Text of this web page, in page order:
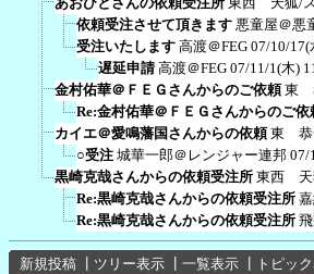
依頼受注させて頂きます 悪童屋＠悪
受注いたします 高渡＠FEG 07/10/17(
遅延申請 高渡＠FEG 07/11/1(木)
金村佑華＠ＦＥＧさんからのご依頼 東
Re:金村佑華＠ＦＥＧさんからのご依
カイエ＠愛鳴藩国さんからの依頼 東 恭
○受注 城華一郎＠レンジャー連邦 07/
黒崎克哉さんからの依頼受注所 東西 天
Re:黒崎克哉さんからの依頼受注所
Re:黒崎克哉さんからの依頼受注所
新規投稿 ツリー表示 一覧表示 トピッ